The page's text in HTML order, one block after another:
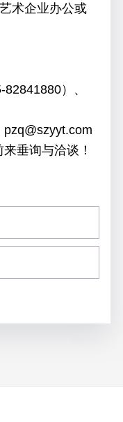
术企业办公或
82841880）、
pzq@szyyt.com
来垂询与洽谈 ！